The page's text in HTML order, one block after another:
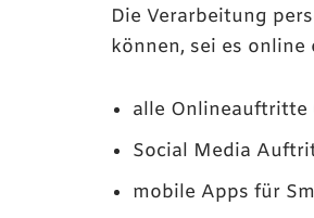
Die Verarbeitung
können, sei es
alle Onlineauftritte
Social Media
mobile Apps für